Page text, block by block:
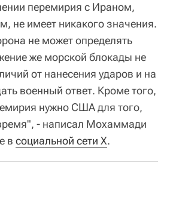
перемирия с Ираном,
не имеет никакого значения.
не может определять
же морской блокады не
от нанесения ударов и на
военный ответ. Кроме того,
нужно США для того,
- написал Мохаммади
в социальной сети X.